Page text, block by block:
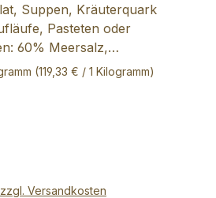
Suppen, Kräuterquark
Pasteten oder
60% Meersalz,
Muskat, Chili,
(119,33 € / 1 Kilogramm)
Versandkosten